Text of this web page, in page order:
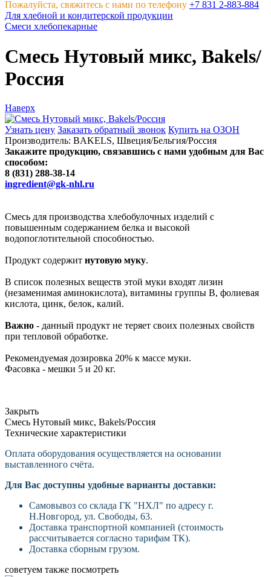
Пожалуйста, свяжитесь с нами по телефону +7 831 2-883-884
Для хлебной и кондитерской продукции
Смеси хлебопекарные
Смесь Нутовый микс, Bakels/
Россия
Наверх
Узнать цену Заказать обратный звонок Купить на ОЗОН
Производитель: BAKELS, Швеция/Бельгия/Россия
Закажите продукцию, связавшись с нами удобным для Вас
способом:
8 (831) 288-38-14
ingredient@gk-nhl.ru
Смесь для производства хлебобулочных изделий с
повышенным содержанием белка и высокой
водопоглотительной способностью.
Продукт содержит нутовую муку.
В список полезных веществ этой муки входят лизин
(незаменимая аминокислота), витамины группы В, фолиевая
кислота, цинк, белок, калий.
Важно - данный продукт не теряет своих полезных свойств
при тепловой обработке.
Рекомендуемая дозировка 20% к массе муки.
Фасовка - мешки 5 и 20 кг.
Закрыть
Смесь Нутовый микс, Bakels/Россия
Технические характеристики
Оплата оборудования осуществляется на основании
выставленного счёта.
Для Вас доступны удобные варианты доставки:
Самовывоз со склада ГК "НХЛ" по адресу г.
Н.Новгород, ул. Свободы, 63.
Доставка транспортной компанией (стоимость
рассчитывается согласно тарифам ТК).
Доставка сборным грузом.
советуем также посмотреть